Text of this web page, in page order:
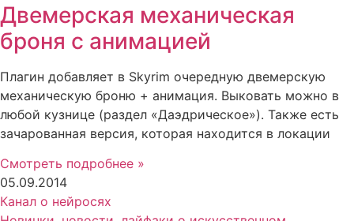
Двемерская механическая
броня с анимацией
Плагин добавляет в Skyrim очередную двемерскую
механическую броню + анимация. Выковать можно в
любой кузнице (раздел «Даэдрическое»). Также есть
зачарованная версия, которая находится в локации
Смотреть подробнее »
05.09.2014
Канал о нейросях